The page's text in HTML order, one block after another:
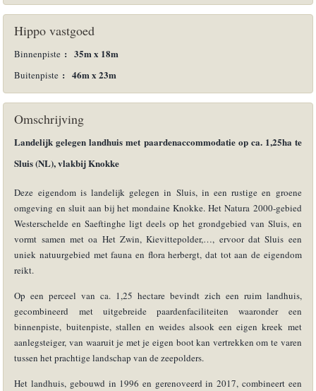
Hippo vastgoed
Binnenpiste : 35m x 18m
Buitenpiste : 46m x 23m
Omschrijving
Landelijk gelegen landhuis met paardenaccommodatie op ca. 1,25ha te
Sluis (NL), vlakbij Knokke
Deze eigendom is landelijk gelegen in Sluis, in een rustige en groene
omgeving en sluit aan bij het mondaine Knokke. Het Natura 2000-gebied
Westerschelde en Saeftinghe ligt deels op het grondgebied van Sluis, en
vormt samen met oa Het Zwin, Kievittepolder,…, ervoor dat Sluis een
uniek natuurgebied met fauna en flora herbergt, dat tot aan de eigendom
reikt.
Op een perceel van ca. 1,25 hectare bevindt zich een ruim landhuis,
gecombineerd met uitgebreide paardenfaciliteiten waaronder een
binnenpiste, buitenpiste, stallen en weides alsook een eigen kreek met
aanlegsteiger, van waaruit je met je eigen boot kan vertrekken om te varen
tussen het prachtige landschap van de zeepolders.
Het landhuis, gebouwd in 1996 en gerenoveerd in 2017, combineert een